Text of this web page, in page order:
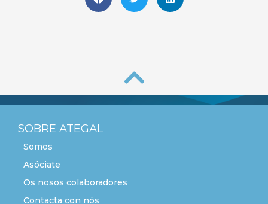
SOBRE ATEGAL
Somos
Asóciate
Os nosos colaboradores
Contacta con nós